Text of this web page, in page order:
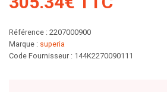
Référence : 2207000900
Marque : superia
Code Fournisseur : 144K2270090111